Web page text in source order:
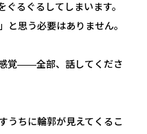
ぐるぐるしてしまいます。
と思う必要はありません。
覚——全部、話してくださ
うちに輪郭が見えてくるこ